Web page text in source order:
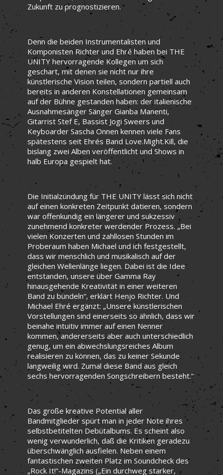
Zukunft zu prognostizieren.
Denn die beiden Instrumentalisten und
Komponisten Richter und Ehré haben bei THE
UNITY hervorragende Kollegen um sich
geschart, mit denen sie nicht nur ihre
künstlerische Vision teilen, sondern partiell auch
bereits in anderen Konstellationen gemeinsam
auf der Bühne gestanden haben: der italienische
Ausnahmesänger Sänger Gianba Manenti,
Gitarrist Stef E, Bassist Jogi Sweers und
Keyboarder Sascha Onnen kennen viele Fans
spätestens seit Ehrés Band Love.Might.Kill, die
bislang zwei Alben veröffentlicht und Shows in
halb Europa gespielt hat.
Die Initialzündung für THE UNITY lässt sich nicht
auf einen konkreten Zeitpunkt datieren, sondern
war offenkundig ein längerer und sukzessiv
zunehmend konkreter werdender Prozess. „Bei
vielen Konzerten und zahllosen Stunden im
Proberaum haben Michael und ich festgestellt,
dass wir menschlich und musikalisch auf der
gleichen Wellenlänge liegen. Dabei ist die Idee
entstanden, unsere über Gamma Ray
hinausgehende Kreativität in einer weiteren
Band zu bündeln“, erklärt Henjo Richter. Und
Michael Ehré ergänzt: „Unsere künstlerischen
Vorstellungen sind einerseits so ähnlich, dass wir
beinahe intuitiv immer auf einen Nenner
kommen, andererseits aber auch unterschiedlich
genug, um ein abwechslungsreiches Album
realisieren zu können, das zu keiner Sekunde
langweilig wird. Zumal diese Band aus gleich
sechs hervorragenden Songschreibern besteht.“
Das große kreative Potential aller
Bandmitglieder spürt man in jeder Note ihres
selbstbetitelten Debütalbums. Es scheint also
wenig verwunderlich, daß die Kritiken geradezu
überschwänglich ausfielen. Neben einem
fantastischen zweiten Platz im Soundcheck des
„Rock It!“-Magazins („Ein durchweg starker,